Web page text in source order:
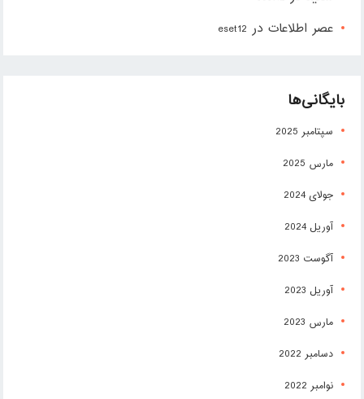
عصر اطلاعات در eset12
بایگانی‌ها
سپتامبر 2025
مارس 2025
جولای 2024
آوریل 2024
آگوست 2023
آوریل 2023
مارس 2023
دسامبر 2022
نوامبر 2022